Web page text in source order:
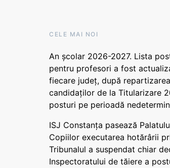
CELE MAI NOI
An școlar 2026-2027. Lista
pentru profesori a fost
fiecare județ, după repartizarea
candidaților de la Titularizare
posturi pe perioadă
ISJ Constanța pasează
Copiilor executarea hotărârii
Tribunalul a suspendat chiar
Inspectoratului de tăiere a